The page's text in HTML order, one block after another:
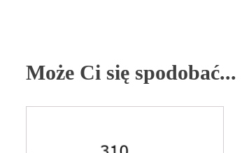
Może Ci się spodobać...